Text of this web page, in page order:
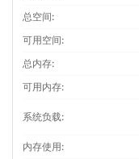
总空间:
可用空间:
总内存:
可用内存:
系统负载:
内存使用: